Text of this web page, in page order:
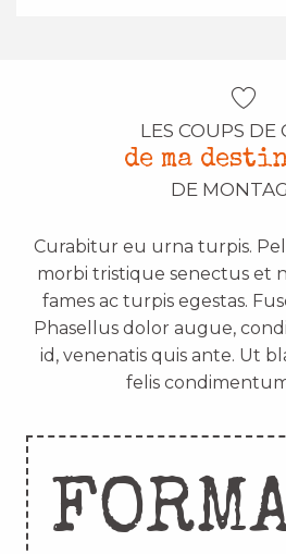
LES COUPS DE
de ma
DE
Curabitur eu urna turpis.
morbi tristique senectus et
fames ac turpis egestas.
Phasellus dolor augue,
id, venenatis quis ante. Ut
felis